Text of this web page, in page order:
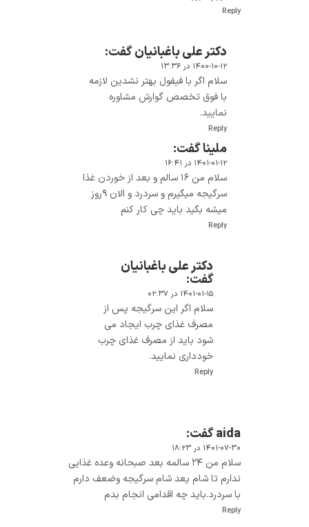
Reply
دکتر علی باغبانیانگفت:
۱۴۰۰-۱۰-۱۲ در ۱۳:۳۶
سلام اگر با فیفول بهتر نشدین لازمه
با فوق تخصص گوارش مشاوره
نمایید.
Reply
ملیناگفت:
۱۴۰۱-۰۱-۱۲ در ۱۶:۴۱
سلام من ۱۶ سالم و بعد از خوردن غذا
سرگیجه میگیرم و سردرد و الان ۹روز
میشه بگید باید چی کار کنم
Reply
دکتر علی باغبانیان
گفت:
۱۴۰۱-۰۱-۱۵ در ۰۲:۳۷
سلام اگر این سرگیجه پس از
مصرف غذای چرب ایجاد می
شود باید از مصرف غذای چرب
خودداری نمایید.
Reply
aidaگفت:
۱۴۰۱-۰۷-۳۰ در ۱۸:۲۳
سلام من ۲۴ سالمه بعد صبحانه وعده غذایی
ندارم تا شام یعد شام سرگیجه وضعف دارم
با سردرد.باید چه اقدامی انجام بدم
Reply